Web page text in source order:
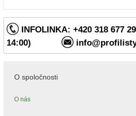
INFOLINKA: +420 318 677
14:00)
O spoločnosti
O nás